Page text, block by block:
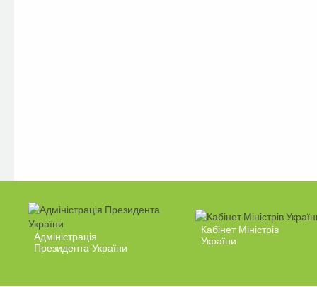
Адміністрація
Президента України
Кабінет Міністрів
України